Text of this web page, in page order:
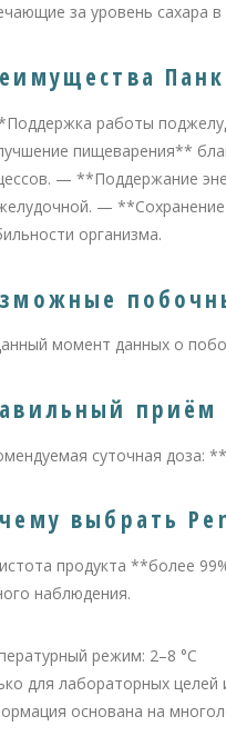
за уровень сахара
работы
пищеварения**
— **Поддержание
—
организма.
момент данных о
приём
суточная доза:
выбрать
продукта **более
наблюдения.
режим: 2–8 °C
для лабораторных целей
основана на